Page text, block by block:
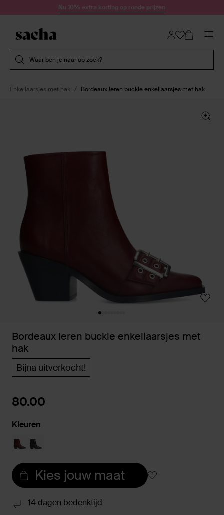
Doorgaan naar artikelNu 10% extra korting op ronde prijzen
Waar ben je naar op zoek?
Enkellaarsjes met hak Bordeaux leren buckle enkellaarsjes met hak
Bordeaux leren buckle enkellaarsjes met
hak
Bijna uitverkocht!
80.00
Kleuren
Kies jouw maat
14 dagen bedenktijd